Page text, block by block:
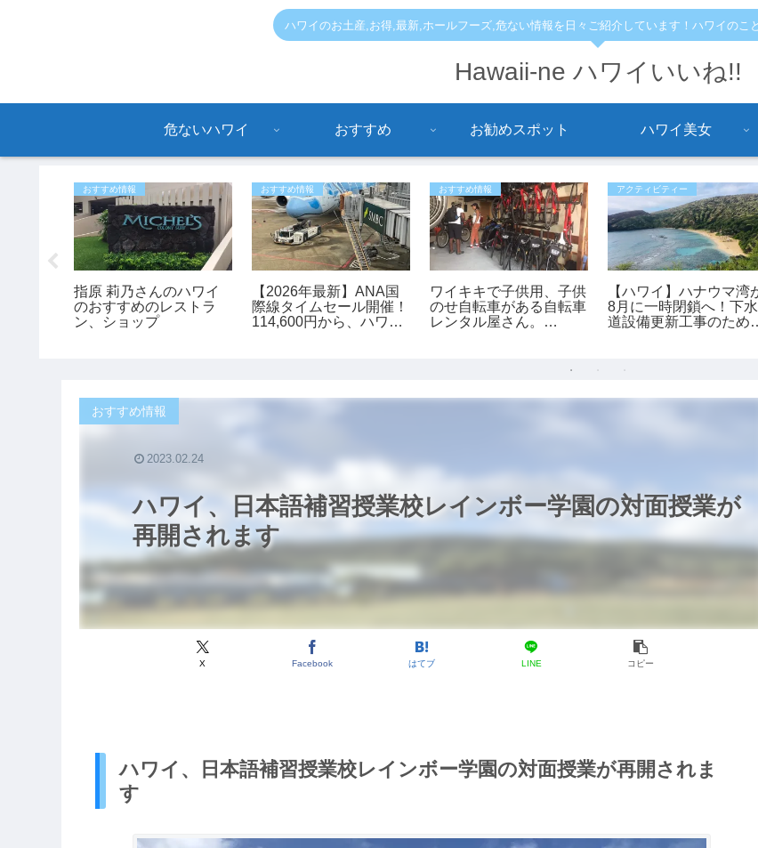
ハワイのお土産,お得,最新,ホールフーズ,危ない情報を日々ご紹介しています！ハワイのこ
Hawaii-ne ハワイいいね!!
危ないハワイ おすすめ お勧めスポット ハワイ美女
おすすめ情報
指原 莉乃さんのハワイ
のおすすめのレストラ
ン、ショップ
おすすめ情報
【2026年最新】ANA国
際線タイムセール開催！
114,600円から、ハワイ
おすすめ情報
ワイキキで子供用、子供
のせ自転車がある自転車
レンタル屋さん。
アクティビティー
【ハワイ】ハナウマ湾
8月に一時閉鎖へ！下水
道設備更新工事のため9
ハワイ、日本語補習授業校レインボー学園の対面授業が
再開されます
おすすめ情報
X Facebook はてブ LINE コピー
2023.02.24
ハワイ、日本語補習授業校レインボー学園の対面授業が再開されま
す